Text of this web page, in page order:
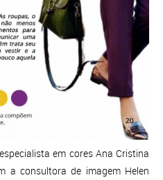
em cores Ana Cristina
a consultora de imagem Helen